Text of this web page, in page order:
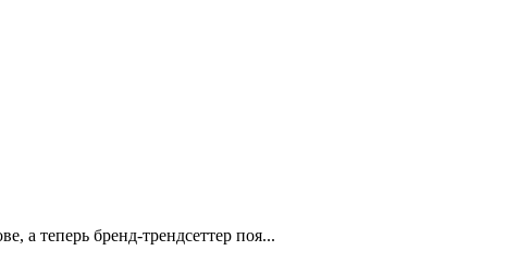
а теперь бренд-трендсеттер поя...